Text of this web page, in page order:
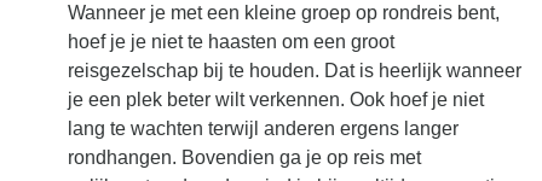
Wanneer je met een kleine groep op rondreis bent,
hoef je je niet te haasten om een groot
reisgezelschap bij te houden. Dat is heerlijk wanneer
je een plek beter wilt verkennen. Ook hoef je niet
lang te wachten terwijl anderen ergens langer
rondhangen. Bovendien ga je op reis met